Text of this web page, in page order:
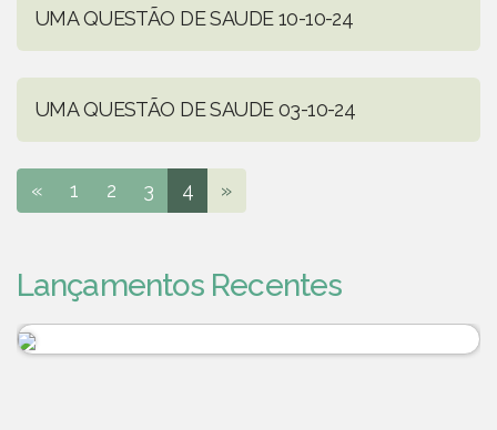
UMA QUESTÃO DE SAUDE 10-10-24
UMA QUESTÃO DE SAUDE 03-10-24
« 1 2 3 4 »
Lançamentos Recentes